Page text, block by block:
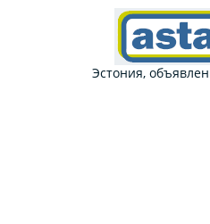
Эстония,